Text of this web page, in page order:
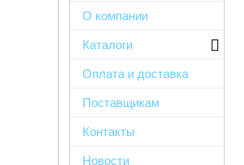
О компании
Каталоги
Оплата и доставка
Поставщикам
Контакты
Новости